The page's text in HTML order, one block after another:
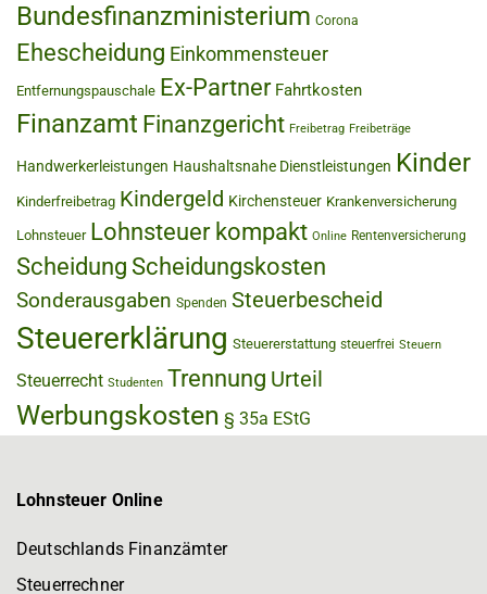
Bundesfinanzministerium Corona
Ehescheidung Einkommensteuer
Entfernungspauschale Ex-Partner Fahrtkosten
Finanzamt Finanzgericht Freibetrag Freibeträge
Handwerkerleistungen Haushaltsnahe Dienstleistungen Kinder
Kinderfreibetrag Kindergeld Kirchensteuer Krankenversicherung
Lohnsteuer Lohnsteuer kompakt Online Rentenversicherung
Scheidung Scheidungskosten
Sonderausgaben Spenden Steuerbescheid
Steuererklärung Steuererstattung steuerfrei Steuern
Steuerrecht Studenten Trennung Urteil
Werbungskosten § 35a EStG
Lohnsteuer Online
Deutschlands Finanzämter
Steuerrechner